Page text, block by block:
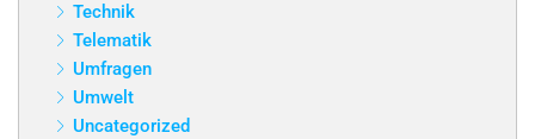
Technik
Telematik
Umfragen
Umwelt
Uncategorized